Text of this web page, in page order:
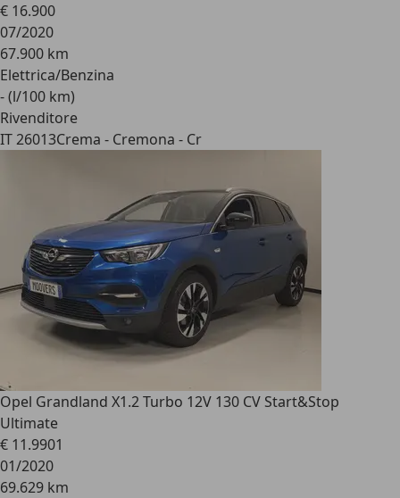
€ 16.900
07/2020
67.900 km
Elettrica/Benzina
- (l/100 km)
Rivenditore
IT 26013Crema - Cremona - Cr
Opel Grandland X1.2 Turbo 12V 130 CV Start&Stop
Ultimate
€ 11.9901
01/2020
69.629 km